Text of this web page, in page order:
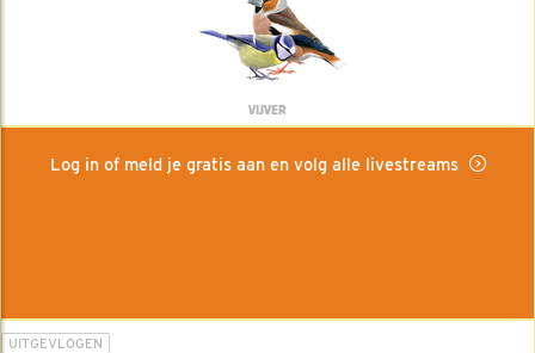
VIJVER
Log in of meld je gratis aan en volg alle livestreams
UITGEVLOGEN